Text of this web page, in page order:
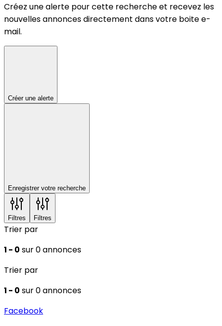
Créez une alerte pour cette recherche et recevez les
nouvelles annonces directement dans votre boite e-
mail.
Créer une alerte
Enregistrer votre recherche
Filtres Filtres
Trier par
1 - 0 sur 0 annonces
Trier par
1 - 0 sur 0 annonces
Facebook